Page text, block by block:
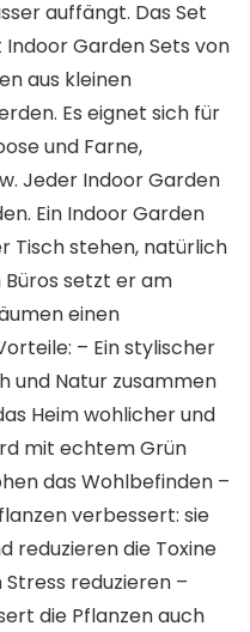
auffängt. Das Set
Garden Sets von
aus kleinen
Es eignet sich für
und Farne,
Jeder Indoor Garden
Ein Indoor Garden
Tisch stehen, natürlich
setzt er am
einen
– Ein stylischer
und Natur zusammen
Heim wohlicher und
mit echtem Grün
das Wohlbefinden –
verbessert: sie
reduzieren die Toxine
reduzieren –
die Pflanzen auch